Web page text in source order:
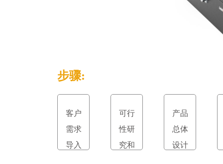
步骤:
客户
需求
导入
可行
性研
究和
产品
总体
设计